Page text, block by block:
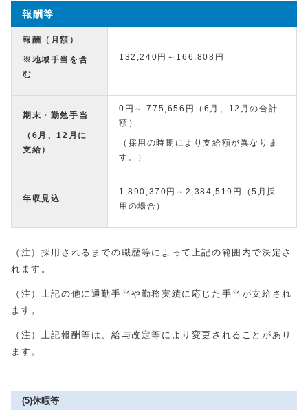
報酬等
報酬（月額）
※地域手当を含
む
132,240円～166,808円
期末・勤勉手当
（6月、12月に
支給）
0円～ 775,656円（6月、12月の合計
額）
（採用の時期により支給額が異なりま
す。）
年収見込
1,890,370円～2,384,519円（5月採
用の場合）
（注）採用されるまでの職歴等によって上記の範囲内で決定さ
れます。
（注）上記の他に通勤手当や勤務実績に応じた手当が支給され
ます。
（注）上記報酬等は、給与改定等により変更されることがあり
ます。
(5)休暇等